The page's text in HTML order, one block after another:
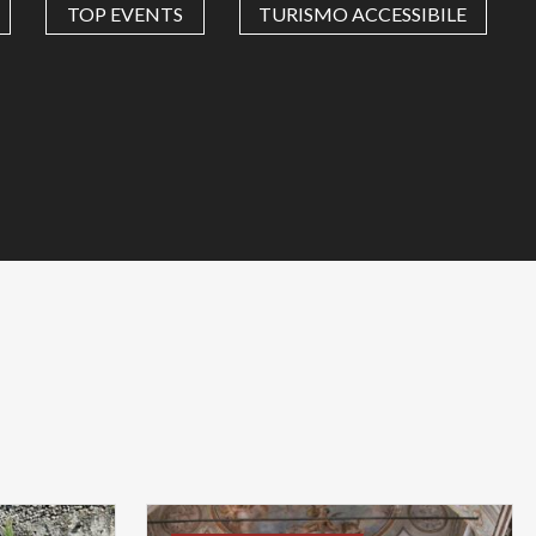
TOP EVENTS TURISMO ACCESSIBILE